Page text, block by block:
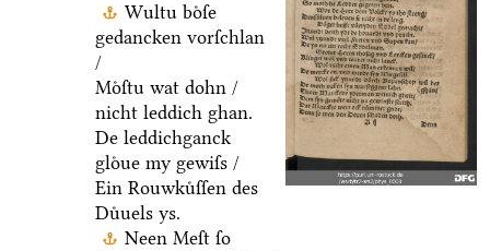
Wultu boͤſe
gedancken vorſchlan
/
Moͤſtu wat dohn /
nicht leddich ghan.
De leddichganck
gloͤue my gewiſs /
Ein Rouwkuͤſſen des
Duͤuels ys.
Neen Meſt ſo